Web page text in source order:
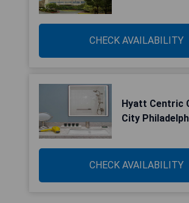
CHECK AVAILABILITY
Hyatt Centric
City
CHECK AVAILABILITY